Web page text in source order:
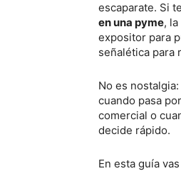
escaparate. Si
en una pyme,
expositor para
señalética para
No es
cuando pasa
comercial o
decide rápido.
En esta guía